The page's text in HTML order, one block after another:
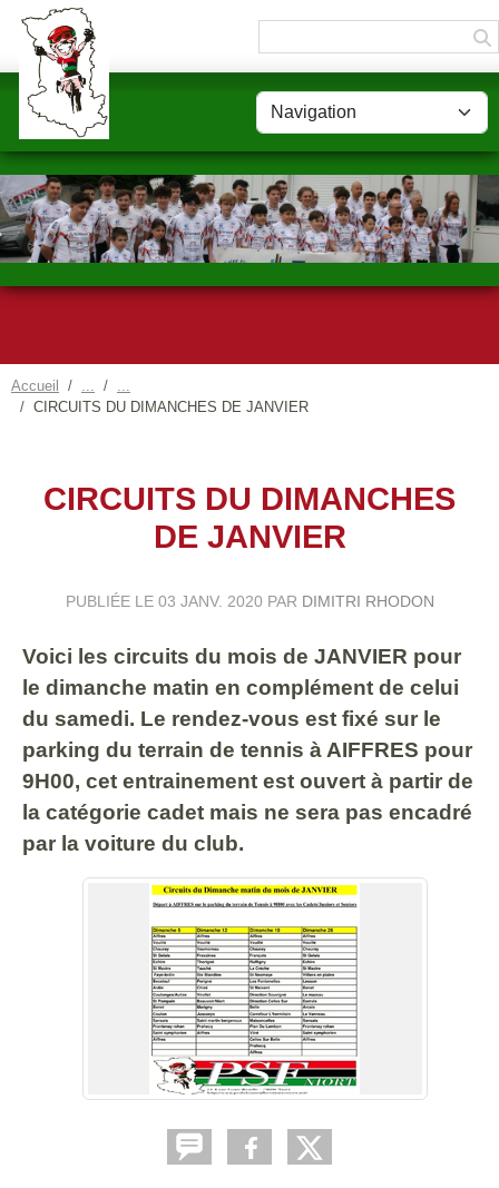
Accueil
CIRCUITS DU DIMANCHES DE JANVIER
CIRCUITS DU DIMANCHES
DE JANVIER
PUBLIÉE LE 03 JANV. 2020 PAR DIMITRI RHODON
Voici les circuits du mois de JANVIER pour
le dimanche matin en complément de celui
du samedi. Le rendez-vous est fixé sur le
parking du terrain de tennis à AIFFRES pour
9H00, cet entrainement est ouvert à partir de
la catégorie cadet mais ne sera pas encadré
par la voiture du club.
Panneau de gestion des cookies